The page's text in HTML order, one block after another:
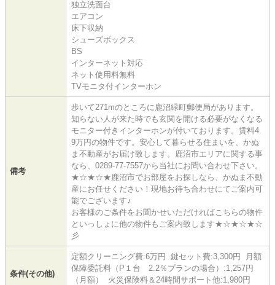
独立洗面台
エアコン
床下収納
シューズボックス
BS
インターネット対応
ネット使用料無料
TVモニタ付インターホン
備考
歩いて271mのところに鹿沼緑町郵便局があります。
知らない人が来た時でも玄関を開ける必要がなくなる
モニター付きインターホンが付いております。賃料4.
9万円の物件です。安心して暮らせる住まいを、かぬ
ま不動産がお届け致します。鹿沼市エリアに関する事
なら、0289-77-7557から当社にお問い合わせ下さい。
★☆★☆★鹿沼市でお部屋をお探しなら、かぬま不動
産にお任せください！現地お待ち合わせにてご案内可
能でございます♪
お客様のご条件をお聞かせいただければこちらの物件
といっしょに他の物件もご案内致します★☆★☆★☆
彡
条件(その他)
定額クリーニング費:6万円 鍵セット費:3,300円 月額
保障委託料（P１台 2.2％プランの場合）:1,257円
（月額） 火災保険料＆24時間サポート他:1,980円